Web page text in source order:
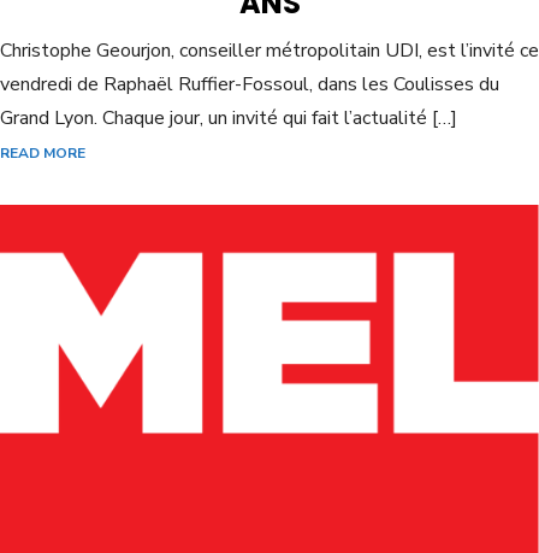
Christophe Geourjon, conseiller métropolitain UDI, est l’invité ce
vendredi de Raphaël Ruffier-Fossoul, dans les Coulisses du
Grand Lyon. Chaque jour, un invité qui fait l’actualité […]
READ MORE